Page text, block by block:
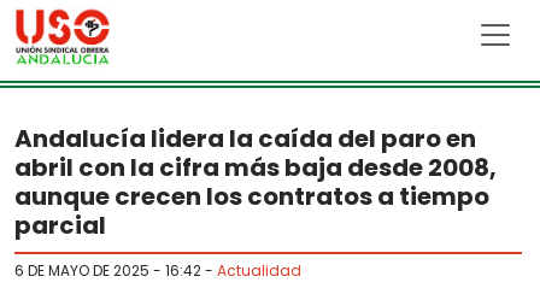
Skip to main content
Andalucía lidera la caída del paro en
abril con la cifra más baja desde 2008,
aunque crecen los contratos a tiempo
parcial
6 DE MAYO DE 2025 - 16:42- Actualidad